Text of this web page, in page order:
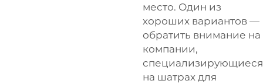
место. Один из
хороших вариантов —
обратить внимание на
компании,
специализирующиеся
на шатрах для